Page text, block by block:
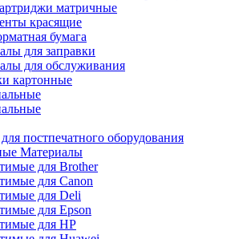
матричные
красящие
бумага
для заправки
для обслуживания
картонные
постпечатного оборудования
Материалы
для Brother
для Canon
для Deli
для Epson
для HP